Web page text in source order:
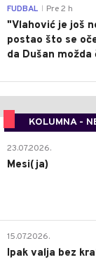
FUDBAL Pre 2 h
"Vlahović je još
postao što se
da Dušan možda
KOLUMNA -
23.07.2026.
Mesi(ja)
15.07.2026.
Ipak valja bez